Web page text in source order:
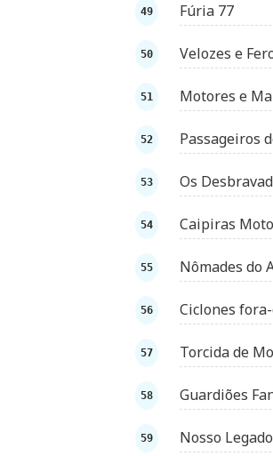
Fúria 77
Velozes e
Motores e
Passageiros
Os
Caipiras
Nômades do
Ciclones
Torcida de
Guardiões
Nosso